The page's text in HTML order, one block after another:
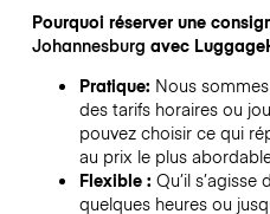
Pourquoi réserver une
Johannesburg avec
Pratique: Nous
des tarifs horaires ou
pouvez choisir ce qui
au prix le plus
Flexible : Qu’il
quelques heures ou